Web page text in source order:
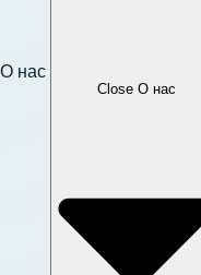
О нас
Close О нас